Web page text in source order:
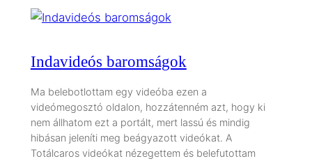
Indavideós baromságok
Ma belebotlottam egy videóba ezen a
videómegosztó oldalon, hozzátenném azt, hogy ki
nem állhatom ezt a portált, mert lassú és mindig
hibásan jeleníti meg beágyazott videókat. A
Totálcaros videókat nézegettem és belefutottam